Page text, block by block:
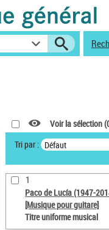
Voir la sélection (
Tri par : Défaut
1
Paco de Lucía (1947-
[Musique pour guitare]
Titre uniforme musical